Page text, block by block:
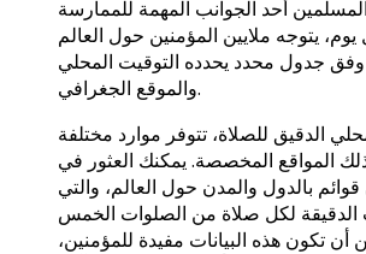
أحد الجوانب المهمة للممارسة
يوم، يتوجه ملايين المؤمنين حول العالم
وفق جدول محدد يحدده التوقيت المحلي
والموقع الجغرافي.
الدقيق للصلاة، تتوفر موارد مختلفة
المواقع المخصصة. يمكنك العثور في
بالدول والمدن حول العالم، والتي
الدقيقة لكل صلاة من الصلوات الخمس
تكون هذه البيانات مفيدة للمؤمنين،